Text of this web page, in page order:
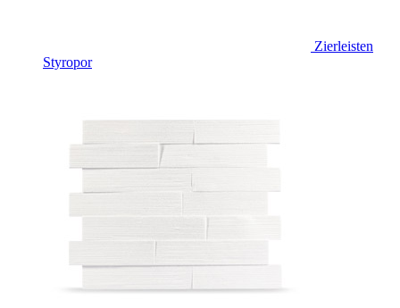
Zierleisten
Styropor